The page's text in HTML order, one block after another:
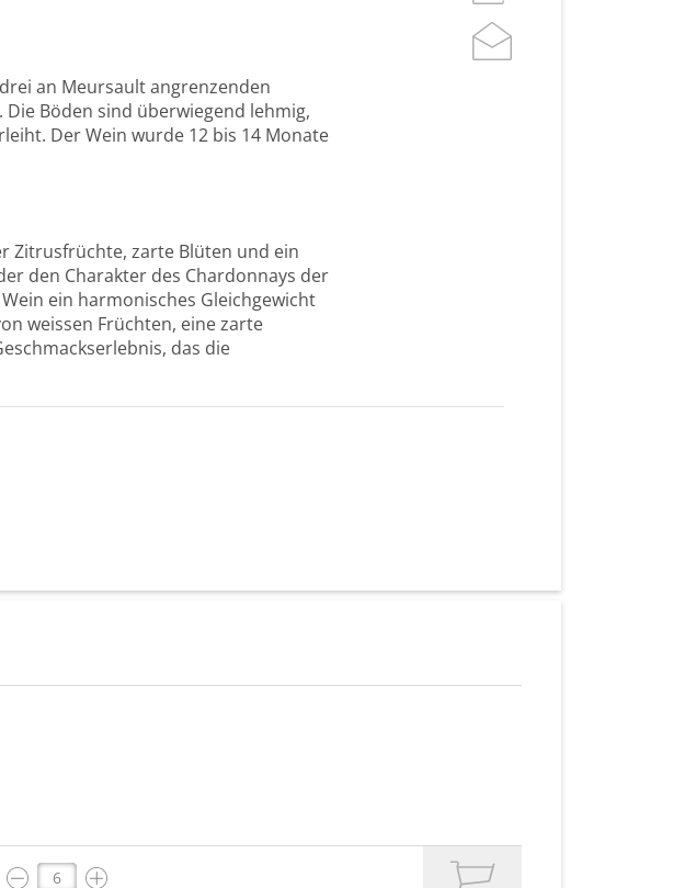
an Meursault angrenzenden
Die Böden sind überwiegend lehmig,
Der Wein wurde 12 bis 14 Monate
Zitrusfrüchte, zarte Blüten und ein
den Charakter des Chardonnays der
ein harmonisches Gleichgewicht
weissen Früchten, eine zarte
das die